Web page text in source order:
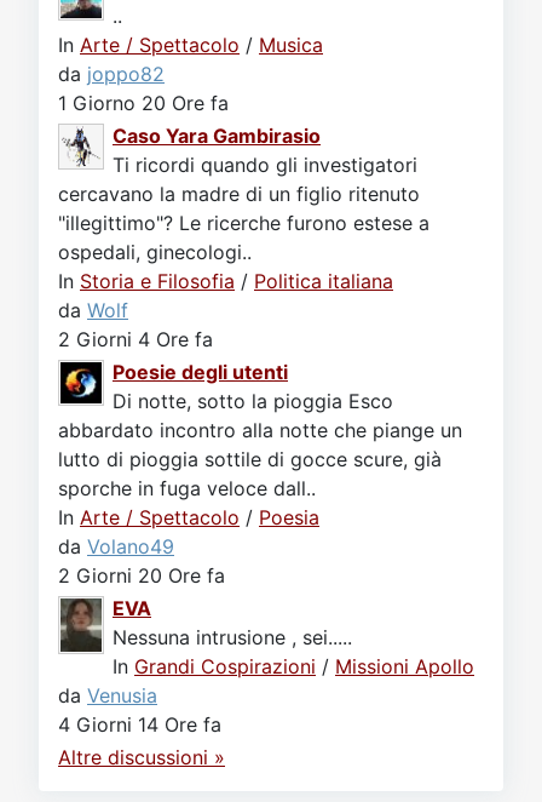
..
In Arte / Spettacolo / Musica
da joppo82
1 Giorno 20 Ore fa
Caso Yara Gambirasio
Ti ricordi quando gli investigatori
cercavano la madre di un figlio ritenuto
"illegittimo"? Le ricerche furono estese a
ospedali, ginecologi..
In Storia e Filosofia / Politica italiana
da Wolf
2 Giorni 4 Ore fa
Poesie degli utenti
Di notte, sotto la pioggia Esco
abbardato incontro alla notte che piange un
lutto di pioggia sottile di gocce scure, già
sporche in fuga veloce dall..
In Arte / Spettacolo / Poesia
da Volano49
2 Giorni 20 Ore fa
EVA
Nessuna intrusione , sei.....
In Grandi Cospirazioni / Missioni Apollo
da Venusia
4 Giorni 14 Ore fa
Altre discussioni »